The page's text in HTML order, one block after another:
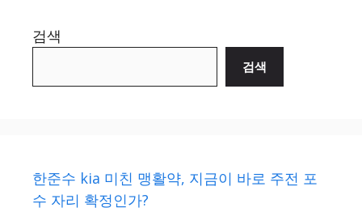
검색
검색
한준수 kia 미친 맹활약, 지금이 바로 주전 포
수 자리 확정인가?